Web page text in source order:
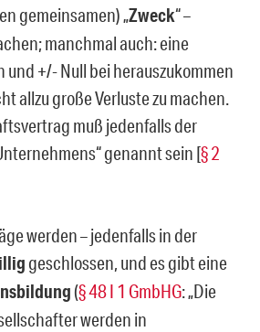
gemeinsamen) „Zweck“ –
manchmal auch: eine
und +/- Null bei herauszukommen
allzu große Verluste zu machen.
muß jedenfalls der
genannt sein [§ 2
werden – jedenfalls in der
geschlossen, und es gibt eine
(§ 48 I 1 GmbHG: „Die
werden in